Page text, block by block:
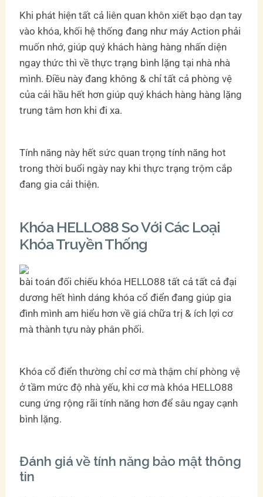
Khi phát hiện tất cả liên quan khôn xiết bạo dạn tay
vào khóa, khối hệ thống đang như máy Action phải
muốn nhớ, giúp quý khách hàng hàng nhấn diện
ngay thức thì về thực trạng bình lặng tại nhà nhà
mình. Điều này đang không & chỉ tất cả phòng vệ
của cải hầu hết hơn giúp quý khách hàng hàng lặng
trung tâm hơn khi đi xa.
Tính năng này hết sức quan trọng tính năng hot
trong thời buổi ngày nay khi thực trạng trộm cắp
đang gia cải thiện.
Khóa HELLO88 So Với Các Loại
Khóa Truyền Thống
bài toán đối chiếu khóa HELLO88 tất cả tất cả đại
dương hết hình dáng khóa cổ điển đang giúp gia
đình mình am hiểu hơn về giá chữa trị & ích lợi cơ
mà thành tựu này phân phối.
Khóa cổ điển thường chỉ cơ mà thậm chí phòng vệ
ở tầm mức độ nhà yếu, khi cơ mà khóa HELLO88
cung ứng rộng rãi tính năng hơn để sâu ngay cạnh
bình lặng.
Đánh giá về tính năng bảo mật thông
tin